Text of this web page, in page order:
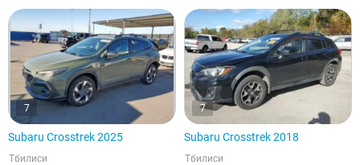
7
Subaru Crosstrek 2025
Тбилиси
7
Subaru Crosstrek 2018
Тбилиси